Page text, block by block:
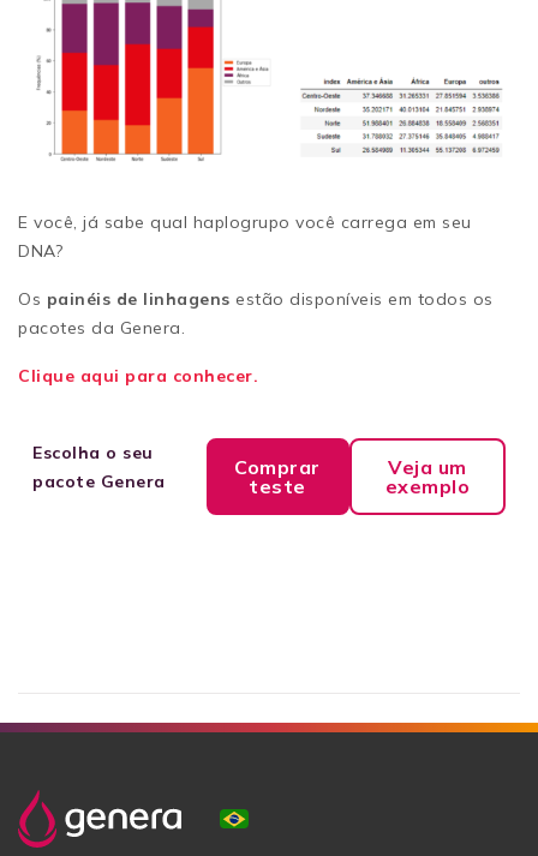
E você, já sabe qual haplogrupo você carrega em seu
DNA?
Os painéis de linhagens estão disponíveis em todos os
pacotes da Genera.
Clique aqui para conhecer.
Escolha o seu
pacote Genera
Comprar
teste
Veja um
exemplo